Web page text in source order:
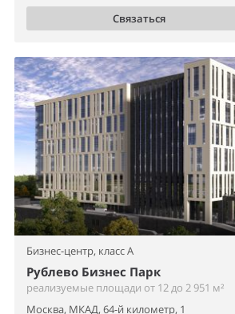
Связаться
Бизнес-центр, класс A
Рублево Бизнес Парк
реализуемые площади от 12 до 2 951 м²
Москва, МКАД, 64-й километр, 1